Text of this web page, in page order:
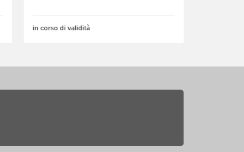
in corso di validità